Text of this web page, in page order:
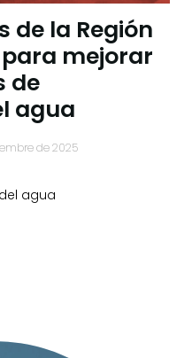
de la Región
mejorar
de
agua
de 2025
agua